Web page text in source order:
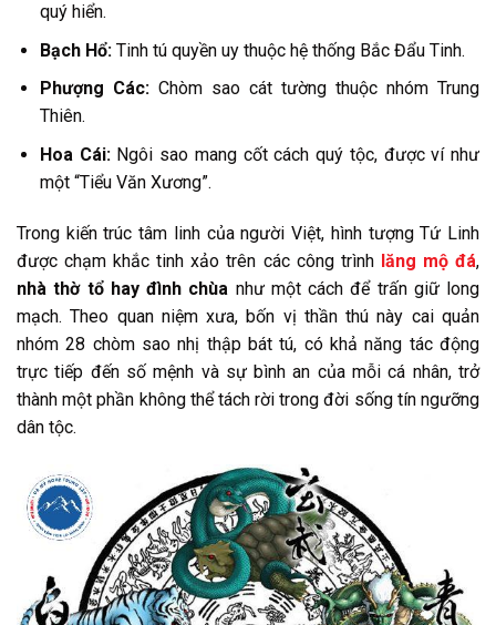
quý hiển.
Bạch Hổ:Tinh tú quyền uy thuộc hệ thống Bắc Đẩu Tinh.
Phượng Các:Chòm sao cát tường thuộc nhóm Trung
Thiên.
Hoa Cái:Ngôi sao mang cốt cách quý tộc, được ví như
một “Tiểu Văn Xương”.
Trong kiến trúc tâm linh của người Việt, hình tượng Tứ Linh
được chạm khắc tinh xảo trên các công trình lăng mộ đá,
nhà thờ tổ hay đình chùa như một cách để trấn giữ long
mạch. Theo quan niệm xưa, bốn vị thần thú này cai quản
nhóm 28 chòm sao nhị thập bát tú, có khả năng tác động
trực tiếp đến số mệnh và sự bình an của mỗi cá nhân, trở
thành một phần không thể tách rời trong đời sống tín ngưỡng
dân tộc.